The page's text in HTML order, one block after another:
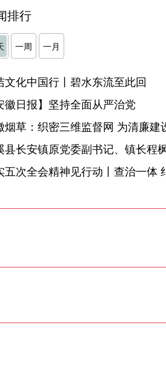
排行
一周 一月
文化中国行丨碧水东流至此回
徽日报】坚持全面从严治党
烟草：织密三维监督网 为清廉建